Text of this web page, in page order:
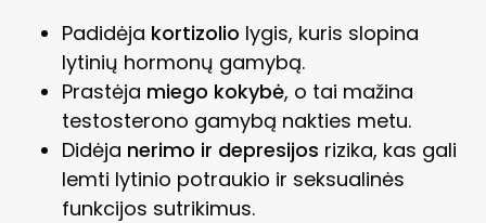
Padidėja kortizolio lygis, kuris slopina
lytinių hormonų gamybą.
Prastėja miego kokybė, o tai mažina
testosterono gamybą nakties metu.
Didėja nerimo ir depresijos rizika, kas gali
lemti lytinio potraukio ir seksualinės
funkcijos sutrikimus.